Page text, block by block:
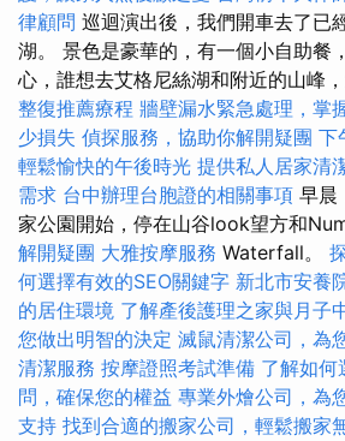
律顧問 巡迴演出後，我們開車去了已
湖。 景色是豪華的，有一個小自助餐
心，誰想去艾格尼絲湖和附近的山峰
整復推薦療程 牆壁漏水緊急處理，掌
少損失 偵探服務，協助你解開疑團 下
輕鬆愉快的午後時光 提供私人居家清
需求 台中辦理台胞證的相關事項 早晨
家公園開始，停在山谷look望方和
解開疑團 大雅按摩服務 Waterfall。
何選擇有效的SEO關鍵字 新北市安養
的居住環境 了解產後護理之家與月子
您做出明智的決定 滅鼠清潔公司，為
清潔服務 按摩證照考試準備 了解如何
問，確保您的權益 專業外燴公司，為
支持 找到合適的搬家公司，輕鬆搬家